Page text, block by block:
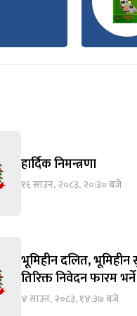
हार्दिक निमन्त्रणा
१६ साउन, २०८३, २०:३० बजे
भूमिहीन दलित,
तिरिक्त निवेदन फारम
४ साउन, २०८३, १४:३७ बजे